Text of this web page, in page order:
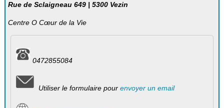
Rue de Sclaigneau 649 | 5300 Vezin
Centre O Cœur de la Vie
0472855084
Utiliser le formulaire pour envoyer un email